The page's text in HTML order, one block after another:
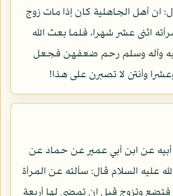
ان أهل الجاهلية كان إذا مات زوج
اثنى عشر شهرا، فلما بعث الله
وآله وسلم رحم ضعفهن فجعل
وأنتن لا تصبرن على هذا!
عن ابن أبي عمير عن حماد عن
عليه السلام قال: سألته عن المرأة
وتزوج قبل ان تمضى لها أربعة